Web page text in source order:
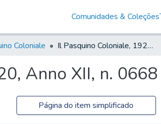
Comunidades & Coleções
Coloniale Il Pasquino Coloniale, 1920, Anno XII, n. 0668
Anno XII, n. 0668
Página do item simplificado